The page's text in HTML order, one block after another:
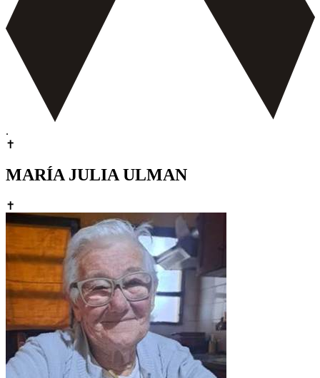
.
✝
MARÍA JULIA ULMAN
✝